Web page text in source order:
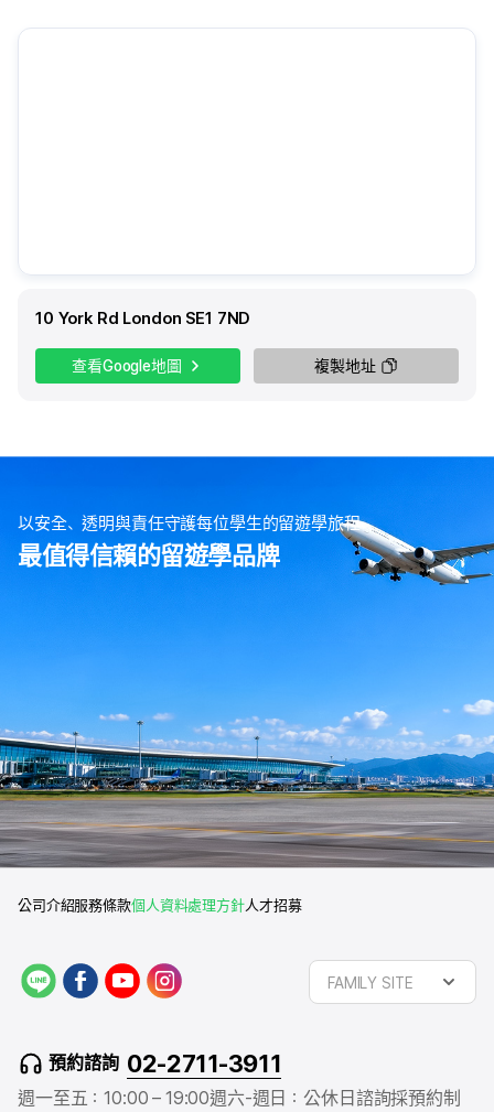
10 York Rd London SE1 7ND
查看Google地圖 複製地址
以安全、透明與責任守護每位學生的留遊學旅程
最值得信賴的留遊學品牌
公司介紹服務條款個人資料處理方針人才招募
L
f
a
b
o
y
o
u
b
e
a
g
r
FAMILY SITE
預約諮詢 02-2711-3911
週一至五：10:00 – 19:00週六-週日：公休日 諮詢採預約制